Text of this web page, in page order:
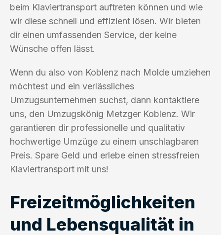
beim Klaviertransport auftreten können und wie
wir diese schnell und effizient lösen. Wir bieten
dir einen umfassenden Service, der keine
Wünsche offen lässt.
Wenn du also von Koblenz nach Molde umziehen
möchtest und ein verlässliches
Umzugsunternehmen suchst, dann kontaktiere
uns, den Umzugskönig Metzger Koblenz. Wir
garantieren dir professionelle und qualitativ
hochwertige Umzüge zu einem unschlagbaren
Preis. Spare Geld und erlebe einen stressfreien
Klaviertransport mit uns!
Freizeitmöglichkeiten
und Lebensqualität in